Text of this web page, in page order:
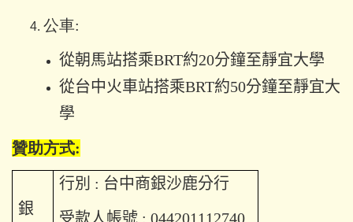
公車:
從朝馬站搭乘BRT約20分鐘至靜宜大學
從台中火車站搭乘BRT約50分鐘至靜宜大
學
贊助方式:
銀
行別 : 台中商銀沙鹿分行
受款人帳號 : 044201112740